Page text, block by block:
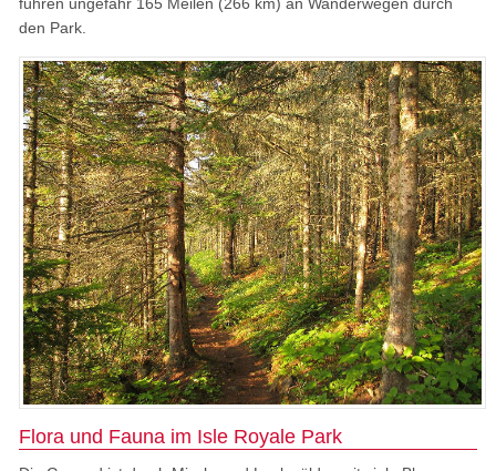
den Park.
Flora und Fauna im Isle Royale Park